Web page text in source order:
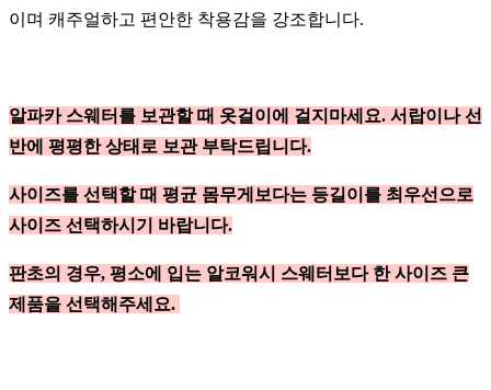
이며 캐주얼하고 편안한 착용감을 강조합니다.
알파카 스웨터를 보관할 때 옷걸이에 걸지마세요. 서랍이나 선
반에 평평한 상태로 보관 부탁드립니다.
사이즈를 선택할 때 평균 몸무게보다는 등길이를 최우선으로
사이즈 선택하시기 바랍니다.
판초의 경우, 평소에 입는 알코워시 스웨터보다 한 사이즈 큰
제품을 선택해주세요.